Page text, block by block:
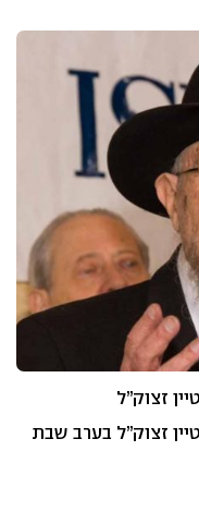
זצוק”ל
זצוק”ל בערב שבת